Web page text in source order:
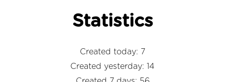
Statistics
Created today: 7
Created yesterday: 14